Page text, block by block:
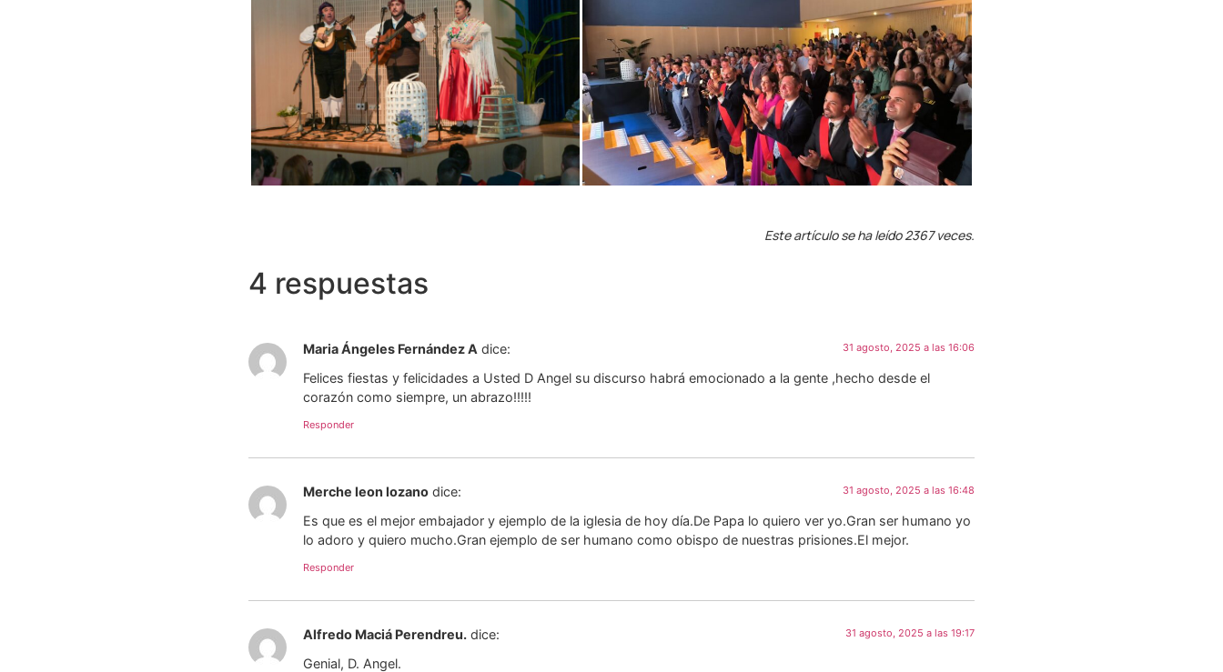
Este artículo se ha leído 2367 veces.
4 respuestas
Maria Ángeles Fernández A dice: 31 agosto, 2025 a las 16:06
Felices fiestas y felicidades a Usted D Angel su discurso habrá emocionado a la gente ,hecho desde el
corazón como siempre, un abrazo!!!!!
Responder
Merche leon lozano dice: 31 agosto, 2025 a las 16:48
Es que es el mejor embajador y ejemplo de la iglesia de hoy día.De Papa lo quiero ver yo.Gran ser humano yo
lo adoro y quiero mucho.Gran ejemplo de ser humano como obispo de nuestras prisiones.El mejor.
Responder
Alfredo Maciá Perendreu. dice: 31 agosto, 2025 a las 19:17
Genial, D. Angel.